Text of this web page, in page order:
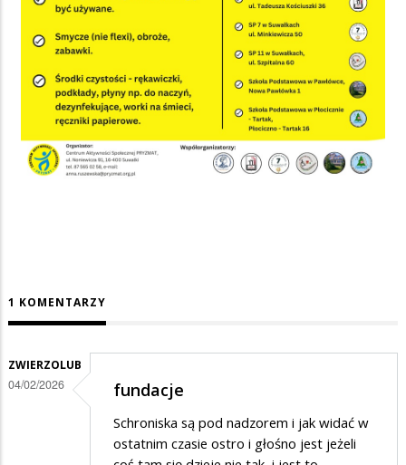
1 KOMENTARZY
ZWIERZOLUB
04/02/2026 fundacje
Schroniska są pod nadzorem i jak widać w
ostatnim czasie ostro i głośno jest jeżeli